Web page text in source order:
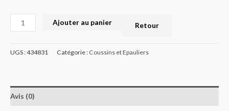
Ajouter au panier Retour
UGS :434831 Catégorie : Coussins et Epauliers
Avis (0)